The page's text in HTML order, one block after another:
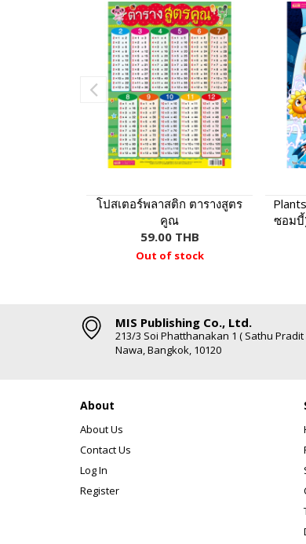
โปสเตอร์พลาสติก ตารางสูตร
คูณ
59.00 THB
Out of stock
ซอมบี้
MIS Publishing Co., Ltd.
213/3 Soi Phatthanakan 1 ( Sathu Pradit
Nawa, Bangkok, 10120
About
About Us
Contact Us
Log In
Register